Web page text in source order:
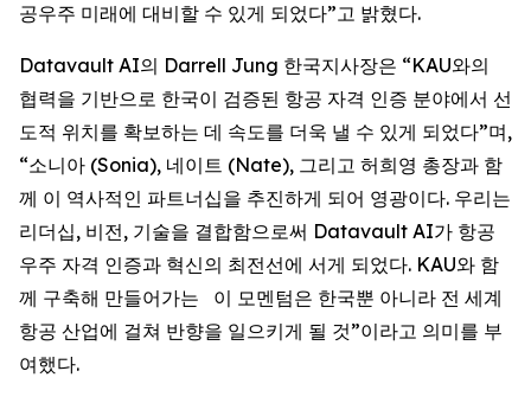
공우주 미래에 대비할 수 있게 되었다”고 밝혔다.
Datavault AI의 Darrell Jung 한국지사장은 “KAU와의
협력을 기반으로 한국이 검증된 항공 자격 인증 분야에서 선
도적 위치를 확보하는 데 속도를 더욱 낼 수 있게 되었다”며,
“소니아 (Sonia), 네이트 (Nate), 그리고 허희영 총장과 함
께 이 역사적인 파트너십을 추진하게 되어 영광이다. 우리는
리더십, 비전, 기술을 결합함으로써 Datavault AI가 항공
우주 자격 인증과 혁신의 최전선에 서게 되었다. KAU와 함
께 구축해 만들어가는 이 모멘텀은 한국뿐 아니라 전 세계
항공 산업에 걸쳐 반향을 일으키게 될 것”이라고 의미를 부
여했다.